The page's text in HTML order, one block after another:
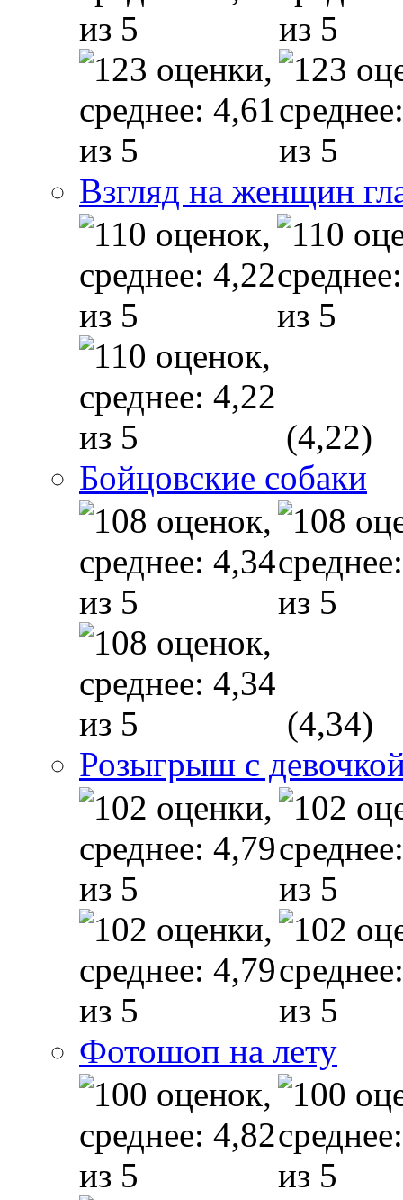
Взгляд на женщин
(4,22)
Бойцовские собаки
(4,34)
Розыгрыш с
Фотошоп на лету